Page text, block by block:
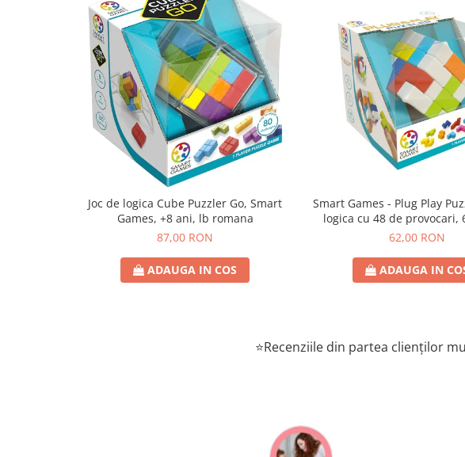
Joc de logica Cube Puzzler Go, Smart
Games, +8 ani, lb romana
87,00 RON
ADAUGA IN COS
Smart Games - Plug Play Puzzler, joc de
logica cu 48 de provocari,
romana
62,00 RON
ADAUGA IN
⭐Recenziile din partea clienților